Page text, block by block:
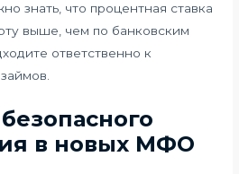
знать, что процентная ставка
выше, чем по банковским
ответственно к
в новых МФО